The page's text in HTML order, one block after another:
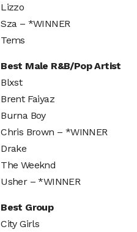
Lizzo
Sza – *WINNER
Tems
Best Male R&B/Pop Artist
Blxst
Brent Faiyaz
Burna Boy
Chris Brown – *WINNER
Drake
The Weeknd
Usher – *WINNER
Best Group
City Girls